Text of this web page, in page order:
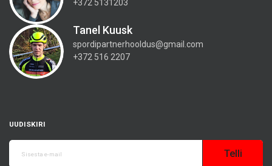
+372 5131203
Tanel Kuusk
spordipartnerhooldus@gmail.com
+372 516 2207
UUDISKIRI
Telli